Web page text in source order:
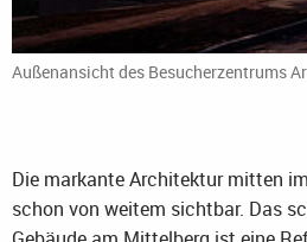
Außenansicht des Besucherzentrums
Die markante Architektur mitten
schon von weitem sichtbar. Das